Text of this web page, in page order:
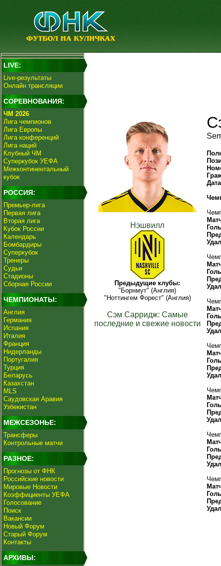
LIVE:
Live-результаты
Онлайн трансляции
СОРЕВНОВАНИЯ:
ЧМ 2026
Лига чемпионов
Лига Европы
Лига конференций
Лига наций
Клубный ЧМ
Суперкубок УЕФА
Межконтинентальный
кубок
РОССИЯ:
Премьер-лига
Первая лига
Вторая лига
Кубок России
Календарь
Бомбардиры
Суперкубок
Тренеры
Судьи
Стадионы
Сборная России
ЧЕМПИОНАТЫ:
Англия
Германия
Испания
Италия
Франция
Нидерланды
Португалия
Турция
Беларусь
Казахстан
MLS
Саудовская Аравия
Узбекистан
МЕЖСЕЗОНЬЕ:
Трансферы
Контрольные матчи
РАЗНОЕ:
Прогнозы от ФНК
Российские новости
Мировые Новости
Коэффициенты УЕФА
Голосование
Поиск
Вакансии
Новый Форум
Старый Форум
Контакты
АРХИВЫ:
Нэшвилл
Предыдущие клубы:
"Борнмут" (Англия)
"Ноттингем Форест" (Англия)
Сэм Сарридж: Самые
последние и свежие новости